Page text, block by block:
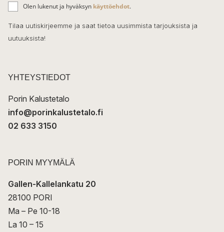
o
o
k
ä
h
k
t
Olen lukenut ja hyväksyn käyttöehdot.
Tilaa uutiskirjeemme ja saat tietoa uusimmista tarjouksista ja
uutuuksista!
YHTEYSTIEDOT
Porin Kalustetalo
info@porinkalustetalo.fi
02 633 3150
PORIN MYYMÄLÄ
Gallen-Kallelankatu 20
28100 PORI
Ma – Pe 10-18
La 10 – 15